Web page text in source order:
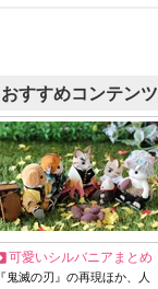
おすすめコンテンツ
可愛いシルバニアまとめ
『鬼滅の刃』の再現ほか、人